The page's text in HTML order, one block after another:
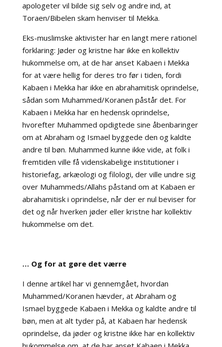
apologeter vil bilde sig selv og andre ind, at
Toraen/Bibelen skam henviser til Mekka.
Eks-muslimske aktivister har en langt mere rationel
forklaring: Jøder og kristne har ikke en kollektiv
hukommelse om, at de har anset Kabaen i Mekka
for at være hellig for deres tro før i tiden, fordi
Kabaen i Mekka har ikke en abrahamitisk oprindelse,
sådan som Muhammed/Koranen påstår det. For
Kabaen i Mekka har en hedensk oprindelse,
hvorefter Muhammed opdigtede sine åbenbaringer
om at Abraham og Ismael byggede den og kaldte
andre til bøn. Muhammed kunne ikke vide, at folk i
fremtiden ville få videnskabelige institutioner i
historiefag, arkæologi og filologi, der ville undre sig
over Muhammeds/Allahs påstand om at Kabaen er
abrahamitisk i oprindelse, når der er nul beviser for
det og når hverken jøder eller kristne har kollektiv
hukommelse om det.
… Og for at gøre det værre
I denne artikel har vi gennemgået, hvordan
Muhammed/Koranen hævder, at Abraham og
Ismael byggede Kabaen i Mekka og kaldte andre til
bøn, men at alt tyder på, at Kabaen har hedensk
oprindelse, da jøder og kristne ikke har en kollektiv